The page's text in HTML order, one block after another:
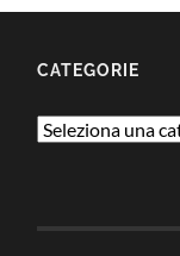
CATEGORIE
Categorie